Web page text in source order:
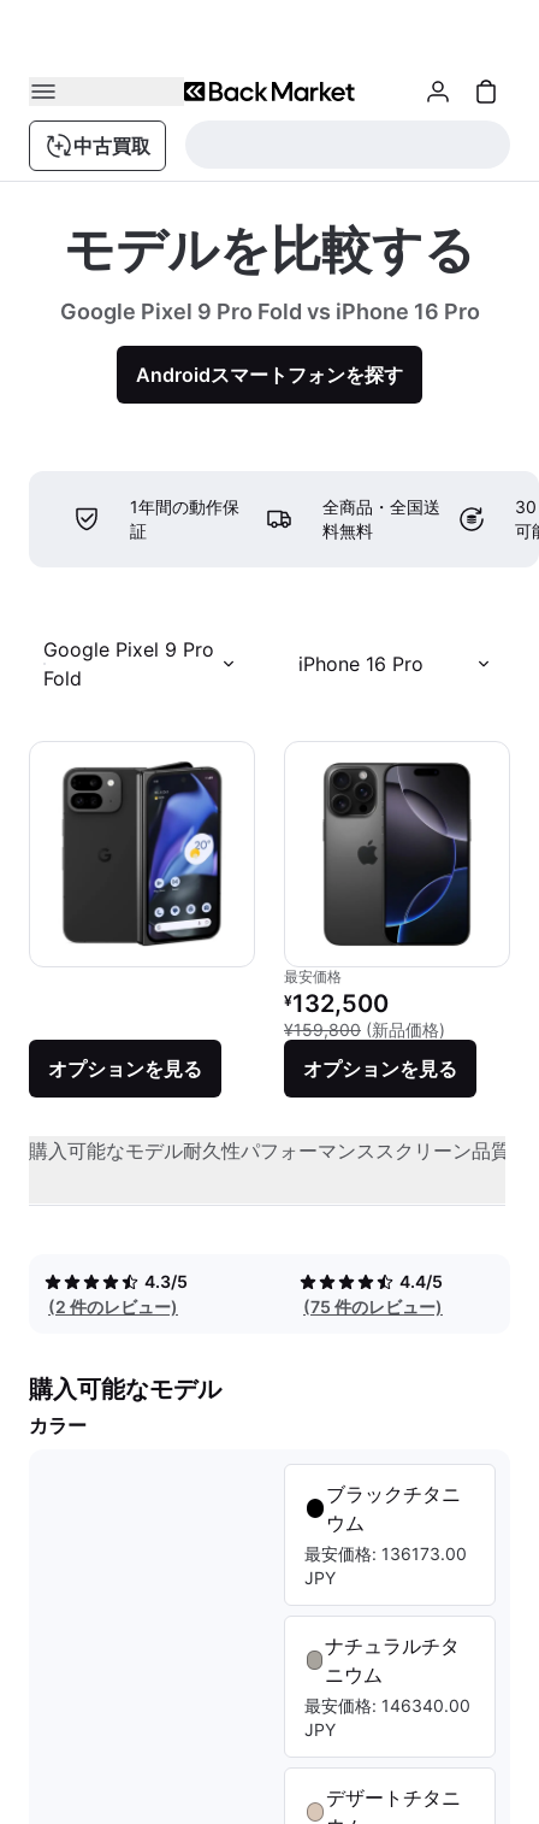
中古買取
モデルを比較する
Google Pixel 9 Pro Fold vs iPhone 16 Pro
Androidスマートフォンを探す
1年間の動作保
証
全商品・全国送
料無料
30
可
Google Pixel 9 Pro
Fold
iPhone 16 Pro
オプションを見る
最安価格
リファービッシュ品の価格：
¥132,500
¥159,800 (新品価格)
オプションを見る
購入可能なモデル耐久性パフォーマンススクリーン品質
4.3/5
(2 件のレビュー)
4.4/5
(75 件のレビュー)
購入可能なモデル
カラー
ブラックチタニ
ウム
最安価格: 136173.00
JPY
ナチュラルチタ
ニウム
最安価格: 146340.00
JPY
デザートチタニ